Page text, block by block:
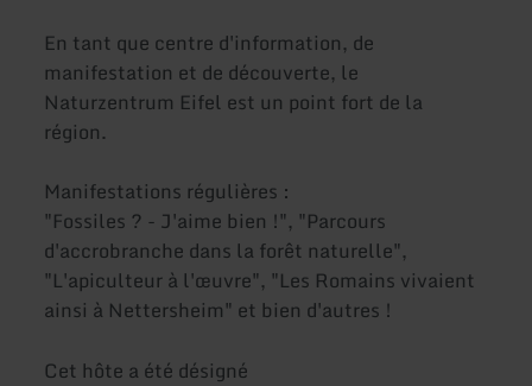
En tant que centre d'information, de
manifestation et de découverte, le
Naturzentrum Eifel est un point fort de la
région.
Manifestations régulières :
"Fossiles ? - J'aime bien !", "Parcours
d'accrobranche dans la forêt naturelle",
"L'apiculteur à l'œuvre", "Les Romains vivaient
ainsi à Nettersheim" et bien d'autres !
Cet hôte a été désigné